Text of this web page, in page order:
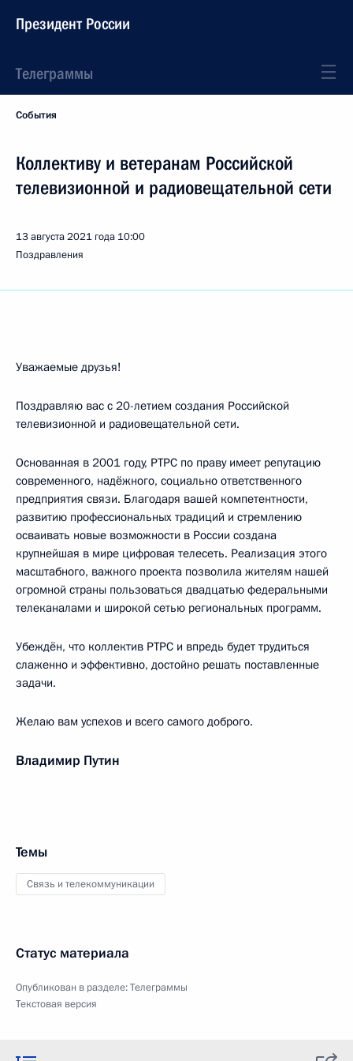
Президент России
Телеграммы
События
Коллективу и ветеранам Российской
телевизионной и радиовещательной сети
13 августа 2021 года 10:00
Поздравления
Уважаемые друзья!
Поздравляю вас с 20-летием создания Российской
телевизионной и радиовещательной сети.
Основанная в 2001 году, РТРС по праву имеет репутацию
современного, надёжного, социально ответственного
предприятия связи. Благодаря вашей компетентности,
развитию профессиональных традиций и стремлению
осваивать новые возможности в России создана
крупнейшая в мире цифровая телесеть. Реализация этого
масштабного, важного проекта позволила жителям нашей
огромной страны пользоваться двадцатью федеральными
телеканалами и широкой сетью региональных программ.
Убеждён, что коллектив РТРС и впредь будет трудиться
слаженно и эффективно, достойно решать поставленные
задачи.
Желаю вам успехов и всего самого доброго.
Владимир Путин
Темы
Связь и телекоммуникации
Статус материала
Опубликован в разделе:Телеграммы
Текстовая версия